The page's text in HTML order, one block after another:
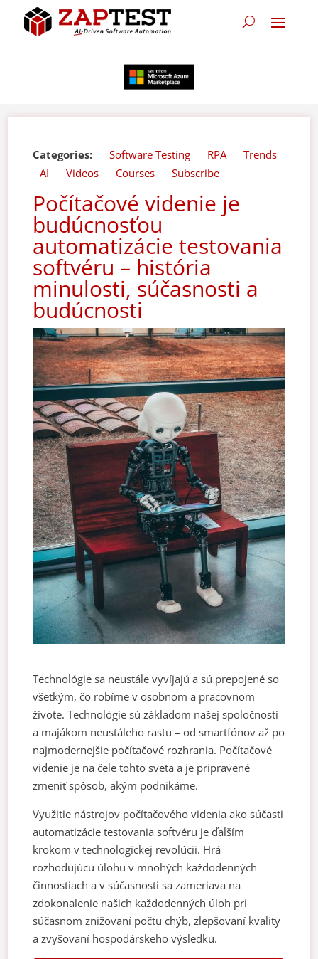
Categories: Software Testing RPA
Trends
AI
Videos Courses Subscribe
Počítačové videnie je
budúcnosťou
automatizácie testovania
softvéru – história
minulosti, súčasnosti a
budúcnosti
Technológie sa neustále vyvíjajú a sú prepojené so
všetkým, čo robíme v osobnom a pracovnom
živote. Technológie sú základom našej spoločnosti
a majákom neustáleho rastu – od smartfónov až po
najmodernejšie počítačové rozhrania. Počítačové
videnie je na čele tohto sveta a je pripravené
zmeniť spôsob, akým podnikáme.
Využitie nástrojov počítačového videnia ako súčasti
automatizácie testovania softvéru je ďalším
krokom v technologickej revolúcii. Hrá
rozhodujúcu úlohu v mnohých každodenných
činnostiach a v súčasnosti sa zameriava na
zdokonalenie našich každodenných úloh pri
súčasnom znižovaní počtu chýb, zlepšovaní kvality
a zvyšovaní hospodárskeho výsledku.